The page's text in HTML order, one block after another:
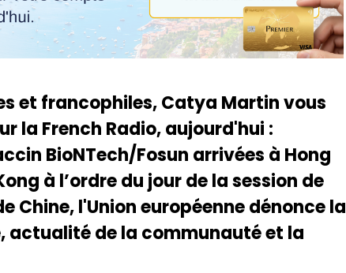
et francophiles, Catya Martin vous
la French Radio, aujourd'hui :
BioNTech/Fosun arrivées à Hong
à l’ordre du jour de la session de
Chine, l'Union européenne dénonce la
actualité de la communauté et la